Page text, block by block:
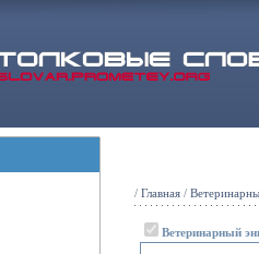
/ Главная /
Ветеринарный